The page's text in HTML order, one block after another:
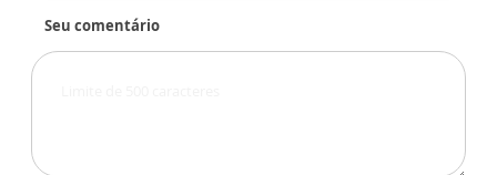
Seu comentário